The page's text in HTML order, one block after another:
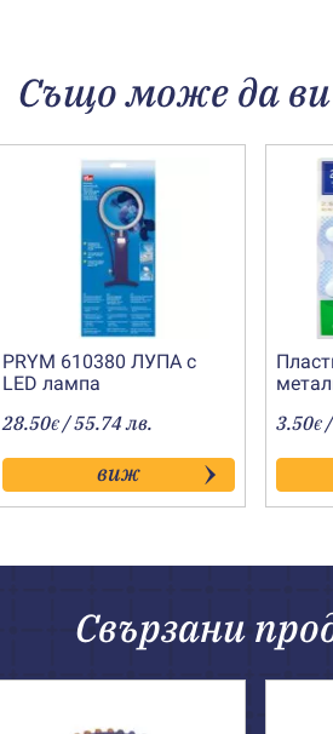
Също може да
PRYM 610380 ЛУПА с
LED лампа
28.50€/ 55.74 лв.
виж
3.50€
Свързани